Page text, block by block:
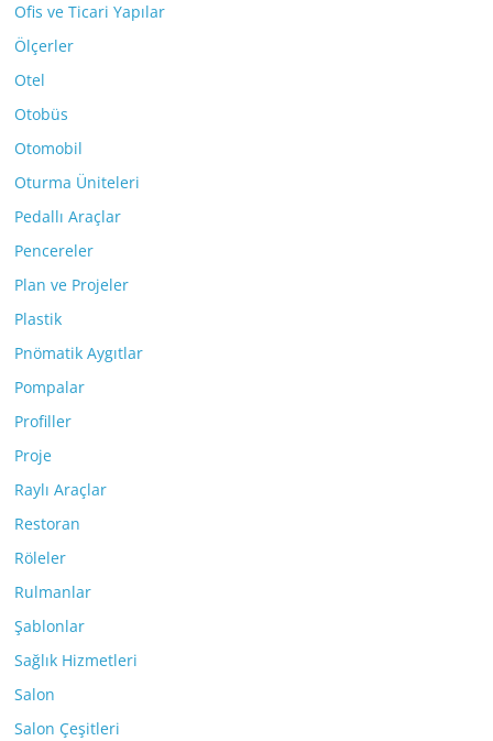
Ofis ve Ticari Yapılar
Ölçerler
Otel
Otobüs
Otomobil
Oturma Üniteleri
Pedallı Araçlar
Pencereler
Plan ve Projeler
Plastik
Pnömatik Aygıtlar
Pompalar
Profiller
Proje
Raylı Araçlar
Restoran
Röleler
Rulmanlar
Şablonlar
Sağlık Hizmetleri
Salon
Salon Çeşitleri